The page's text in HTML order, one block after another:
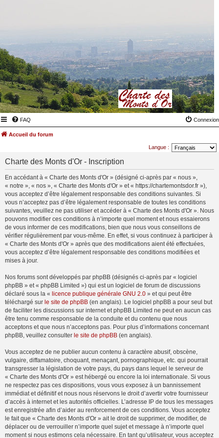
FAQ Connexion
Accueil du forum
Langue :
Charte des Monts d'Or - Inscription
En accédant à « Charte des Monts d'Or » (désigné ci-après par « nous »,
« notre », « nos », « Charte des Monts d'Or » et « https://chartemontsdor.fr »),
vous acceptez d’être légalement responsable des conditions suivantes. Si
vous n’acceptez pas d’être légalement responsable de toutes les conditions
suivantes, veuillez ne pas utiliser et accéder à « Charte des Monts d'Or ». Nous
pouvons modifier ces conditions à n’importe quel moment et nous essaierons
de vous informer de ces modifications, bien que nous vous conseillons de
vérifier régulièrement par vous-même. En effet, si vous continuez à participer à
« Charte des Monts d'Or » après que des modifications aient été effectuées,
vous acceptez d’être légalement responsable des conditions modifiées et
mises à jour.
Nos forums sont développés par phpBB (désignés ci-après par « logiciel
phpBB » et « phpBB Limited ») qui est un logiciel de forum de discussions
déclaré sous la « licence publique générale GNU 2.0 » et qui peut être
téléchargé sur le site de phpBB (en anglais). Le logiciel phpBB a pour seul but
de faciliter les discussions sur internet et phpBB Limited ne peut en aucun cas
être tenu comme responsable de la conduite et du contenu que nous
acceptons et que nous n’acceptons pas. Pour plus d’informations concernant
phpBB, veuillez consulter le site de phpBB (en anglais).
Vous acceptez de ne publier aucun contenu à caractère abusif, obscène,
vulgaire, diffamatoire, choquant, menaçant, pornographique, etc. qui pourrait
transgresser la législation de votre pays, du pays dans lequel le serveur de
« Charte des Monts d'Or » est hébergé ou encore la loi internationale. Si vous
ne respectez pas ces dispositions, vous vous exposez à un bannissement
immédiat et définitif et nous nous réservons le droit d’avertir votre fournisseur
d’accès à internet et les autorités officielles. L’adresse IP de tous les messages
est enregistrée afin d’aider au renforcement de ces conditions. Vous acceptez
le fait que « Charte des Monts d'Or » ait le droit de supprimer, de modifier, de
déplacer ou de verrouiller n’importe quel sujet et message à n’importe quel
moment si nous estimons cela nécessaire. En tant qu’utilisateur, vous acceptez